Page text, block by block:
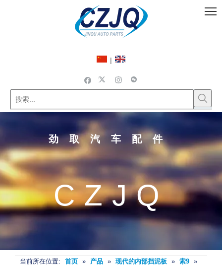
|
劲取汽车配件
CZJQ
当前所在位置: 首页 » 产品 » 现代的内部挡泥板 » 索9 »